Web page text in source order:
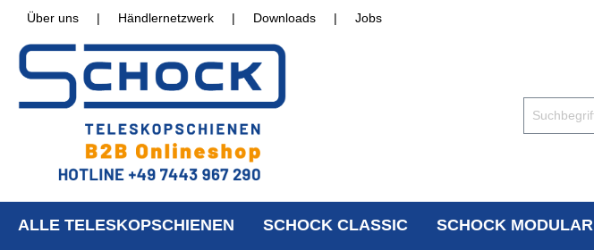
Über uns | Händlernetzwerk | Downloads | Jobs
ALLE TELESKOPSCHIENEN SCHOCK CLASSIC SCHOCK MODULAR